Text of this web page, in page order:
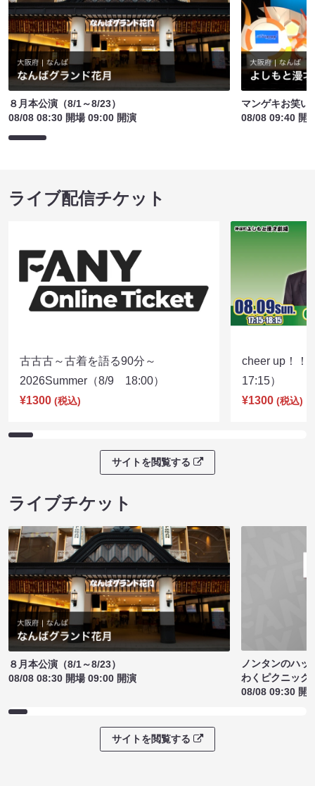
８月本公演（8/1～8/23）
08/08 08:30 開場 09:00 開演
マンゲキお笑い
08/08 09:40 開
ライブ配信チケット
古古古～古着を語る90分～
2026Summer（8/9 18:00）
¥1300 (税込)
cheer up！
17:15）
¥1300 (税込)
サイトを閲覧する
ライブチケット
８月本公演（8/1～8/23）
08/08 08:30 開場 09:00 開演
ノンタンのハッ
わくピクニック
08/08 09:30 開
サイトを閲覧する